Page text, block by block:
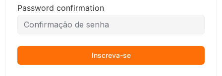
Password confirmation
Inscreva-se